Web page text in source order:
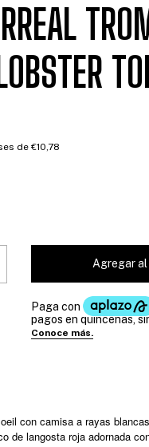
de €10,78
con camisa a rayas
de langosta roja adornada